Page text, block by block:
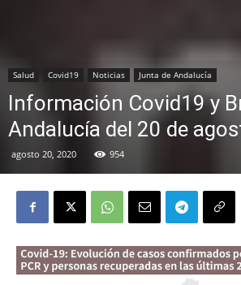
Salud Covid19 Noticias Junta de Andalucía
Información Covid19 y
Andalucía del 20 de
agosto 20, 2020 954